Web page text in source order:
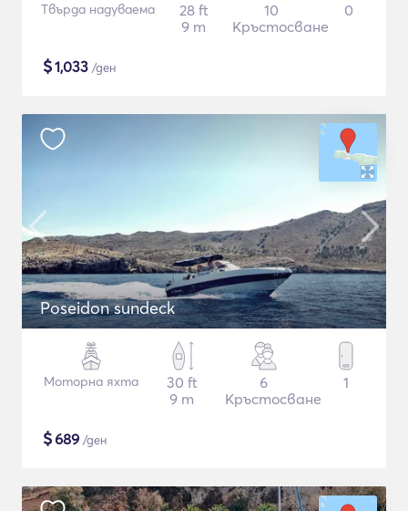
Твърда надуваема
28 ft
9 m
10
Кръстосване
0
$1,033 /ден
Poseidon sundeck
Моторна яхта
30 ft
9 m
6
Кръстосване
1
$689 /ден